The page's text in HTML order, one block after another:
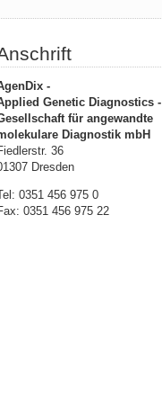
-
Genetic Diagnostics -
für angewandte
Diagnostik mbH
36
Dresden
0351 456 975 0
0351 456 975 22